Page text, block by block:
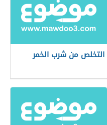
التخلص من شرب الخمر